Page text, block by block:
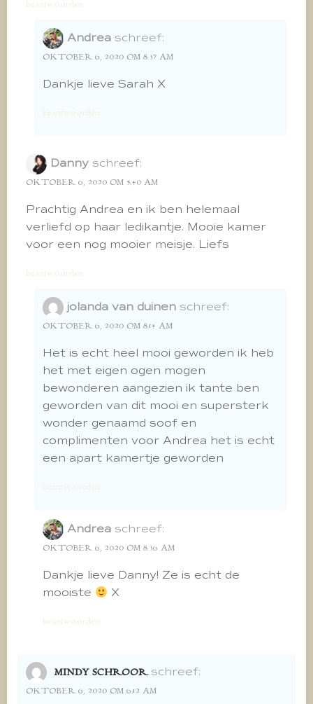
beantwoorden
Andrea schreef:
OKTOBER 6, 2020 OM 8:37 AM
Dankje lieve Sarah X
beantwoorden
Danny schreef:
OKTOBER 6, 2020 OM 5:40 AM
Prachtig Andrea en ik ben helemaal
verliefd op haar ledikantje. Mooie kamer
voor een nog mooier meisje. Liefs
beantwoorden
jolanda van duinen schreef:
OKTOBER 6, 2020 OM 8:14 AM
Het is echt heel mooi geworden ik heb
het met eigen ogen mogen
bewonderen aangezien ik tante ben
geworden van dit mooi en supersterk
wonder genaamd soof en
complimenten voor Andrea het is echt
een apart kamertje geworden
beantwoorden
Andrea schreef:
OKTOBER 6, 2020 OM 8:36 AM
Dankje lieve Danny! Ze is echt de
mooiste
X
beantwoorden
MINDY SCHROOR schreef:
OKTOBER 6, 2020 OM 6:12 AM